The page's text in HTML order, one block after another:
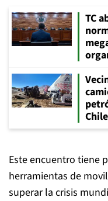
TC
Chile
Este encuentro tiene
herramientas de
superar la crisis